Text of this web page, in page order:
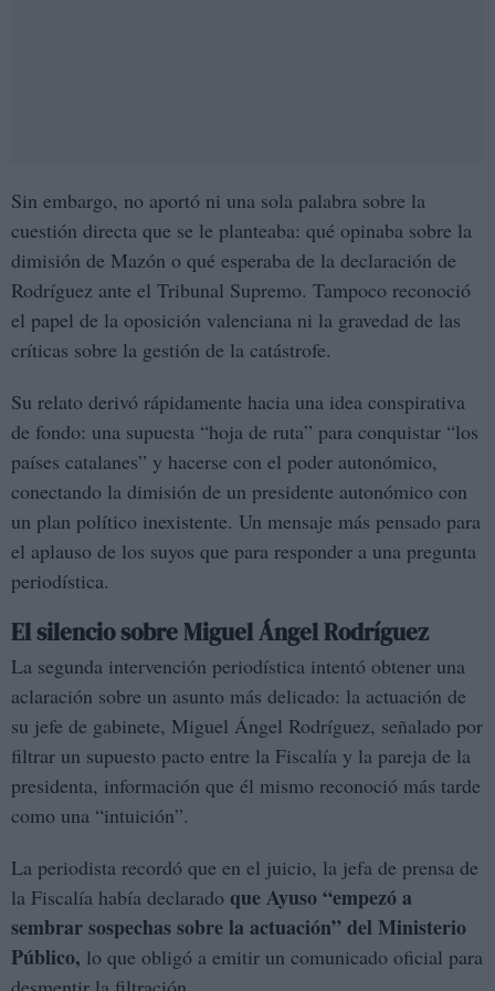
Sin embargo, no aportó ni una sola palabra sobre la
cuestión directa que se le planteaba: qué opinaba sobre la
dimisión de Mazón o qué esperaba de la declaración de
Rodríguez ante el Tribunal Supremo. Tampoco reconoció
el papel de la oposición valenciana ni la gravedad de las
críticas sobre la gestión de la catástrofe.
Su relato derivó rápidamente hacia una idea conspirativa
de fondo: una supuesta “hoja de ruta” para conquistar “los
países catalanes” y hacerse con el poder autonómico,
conectando la dimisión de un presidente autonómico con
un plan político inexistente. Un mensaje más pensado para
el aplauso de los suyos que para responder a una pregunta
periodística.
El silencio sobre Miguel Ángel Rodríguez
La segunda intervención periodística intentó obtener una
aclaración sobre un asunto más delicado: la actuación de
su jefe de gabinete, Miguel Ángel Rodríguez, señalado por
filtrar un supuesto pacto entre la Fiscalía y la pareja de la
presidenta, información que él mismo reconoció más tarde
como una “intuición”.
La periodista recordó que en el juicio, la jefa de prensa de
la Fiscalía había declarado que Ayuso “empezó a
sembrar sospechas sobre la actuación” del Ministerio
Público, lo que obligó a emitir un comunicado oficial para